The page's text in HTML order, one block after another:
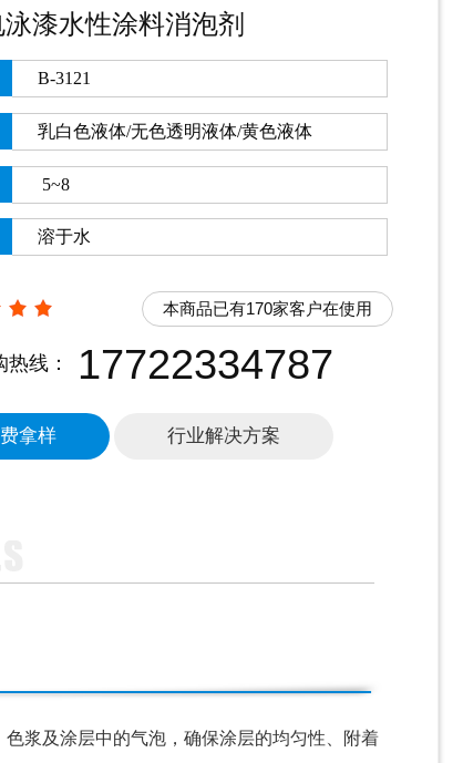
泳漆水性涂料消泡剂
B-3121
乳白色液体/无色透明液体/黄色液体
5~8
溶于水
本商品已有170家客户在使用
热线： 17722334787
拿样 行业解决方案
浆及涂层中的气泡，确保涂层的均匀性、附着